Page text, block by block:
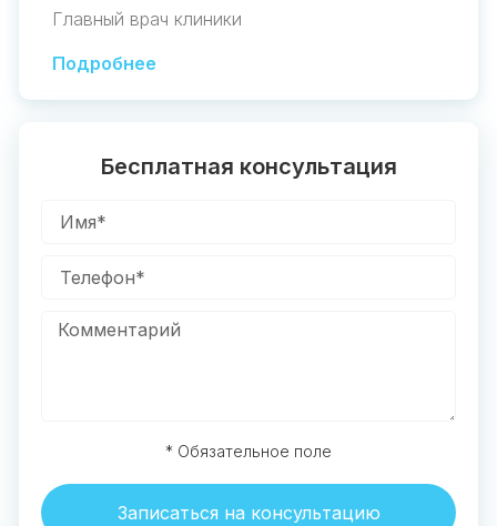
Главный врач клиники
Подробнее
Бесплатная консультация
* Обязательное поле
Записаться на консультацию